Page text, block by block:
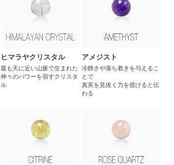
ヒマラヤクリスタル
最も天に近い山脈で生まれた
神々のパワーを宿すクリスタ
ル
アメジスト
冷静さや落ち着きを与えるこ
とで
真実を見抜く力を授けると伝
わる